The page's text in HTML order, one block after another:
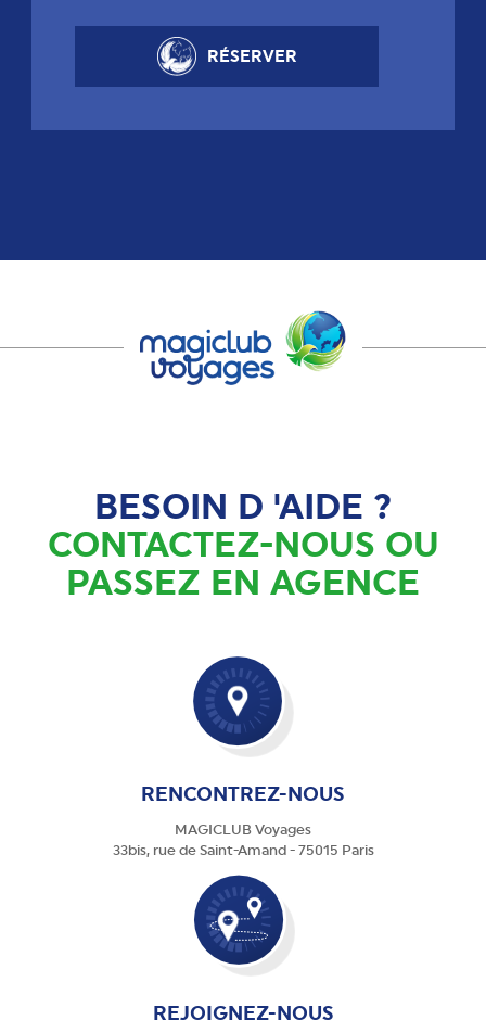
RÉSERVER
BESOIN D 'AIDE ?
CONTACTEZ-NOUS OU
PASSEZ EN AGENCE
RENCONTREZ-NOUS
MAGICLUB Voyages
33bis, rue de Saint-Amand - 75015 Paris
REJOIGNEZ-NOUS